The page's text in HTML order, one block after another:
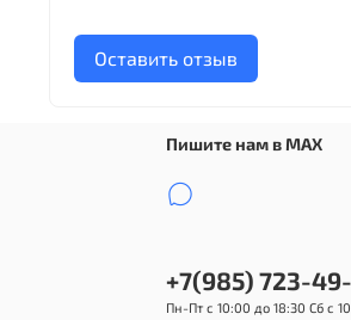
Оставить отзыв
Пишите нам в MAX
+7(985) 723-
Пн-Пт с 10:00 до 18:30 Сб с